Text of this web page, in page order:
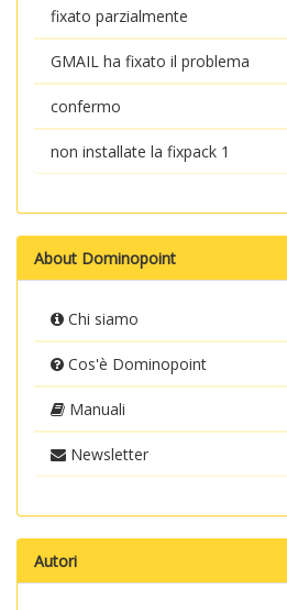
fixato parzialmente
GMAIL ha fixato il problema
confermo
non installate la fixpack 1
About Dominopoint
Chi siamo
Cos'è Dominopoint
Manuali
Newsletter
Autori